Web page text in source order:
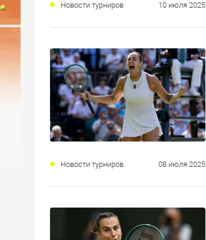
Новости турниров 10 июля 2025
Новости турниров 08 июля 2025